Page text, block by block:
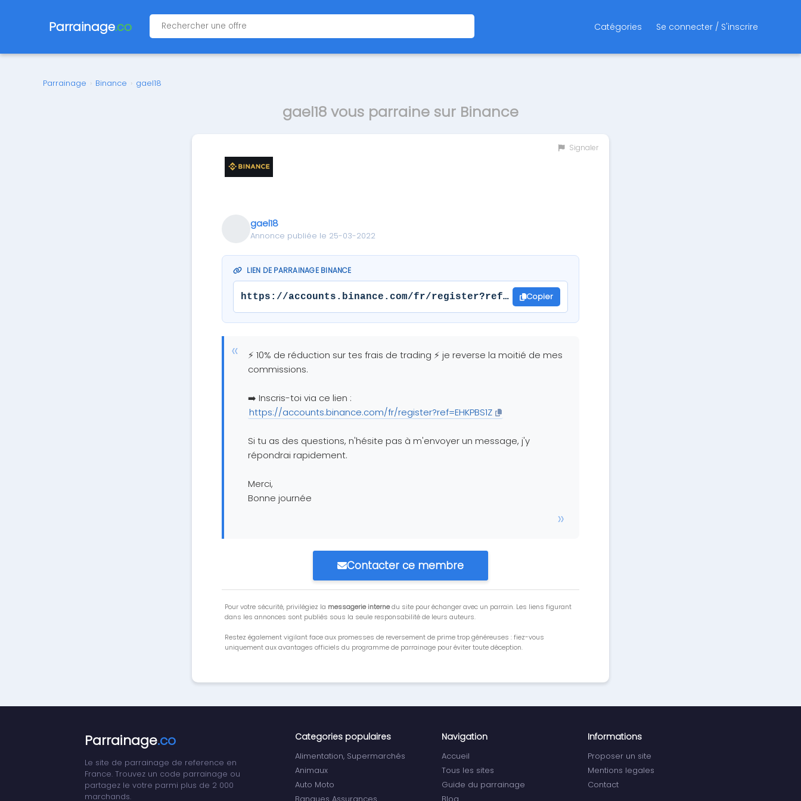
Parrainage.co Catégories Se connecter / S'inscrire
Parrainage › Binance › gael18
gael18 vous parraine sur Binance
Signaler
gael18
Annonce publiée le 25-03-2022
LIEN DE PARRAINAGE BINANCE
https://accounts.binance.com/fr/register?ref=EHKPBS1Z
Copier
⚡ 10% de réduction sur tes frais de trading ⚡ je reverse la moitié de mes
commissions.
➡️ Inscris-toi via ce lien :
https://accounts.binance.com/fr/register?ref=EHKPBS1Z
Si tu as des questions, n'hésite pas à m'envoyer un message, j'y
répondrai rapidement.
Merci,
Bonne journée
Contacter ce membre
Pour votre sécurité, privilégiez la messagerie internedu site pour échanger avec un parrain. Les liens figurant
dans les annonces sont publiés sous la seule responsabilité de leurs auteurs.
Restez également vigilant face aux promesses de reversement de prime trop généreuses : fiez-vous
uniquement aux avantages officiels du programme de parrainage pour éviter toute déception.
Parrainage.co
Le site de parrainage de reference en
France. Trouvez un code parrainage ou
partagez le votre parmi plus de 2 000
marchands.
Categories populaires
Alimentation, Supermarchés
Animaux
Auto Moto
Navigation
Accueil
Tous les sites
Guide du parrainage
Informations
Proposer un site
Mentions legales
Contact